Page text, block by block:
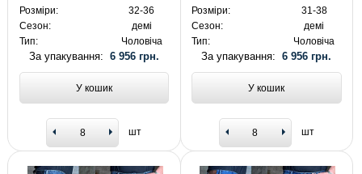
Розміри:
32-36
Сезон:
демі
Тип:
Чоловіча
За упакування: 6 956 грн.
У кошик
шт
Розміри:
31-38
Сезон:
демі
Тип:
Чоловіча
За упакування:6 956 грн.
У кошик
шт